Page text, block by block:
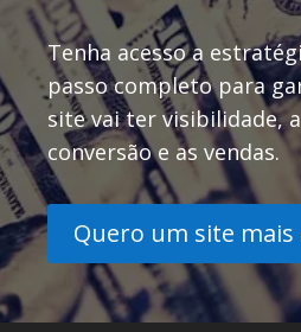
Tenha acesso a
passo completo para
site vai ter visibilidade,
conversão e as vendas.
Quero um site mais